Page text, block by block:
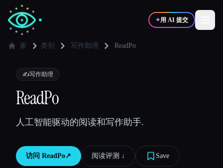
✦用 AI 提交
✍️写作者
💻
家 类别 写作助理 ReadPo
✍️写作助理
ReadPo
人工智能驱动的阅读和写作助手.
访问 ReadPo↗︎ 阅读评测 ↓︎ Save